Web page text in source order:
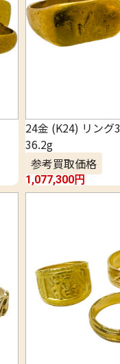
24金 (K24) リング
36.2g
参考買取価格
1,077,300円